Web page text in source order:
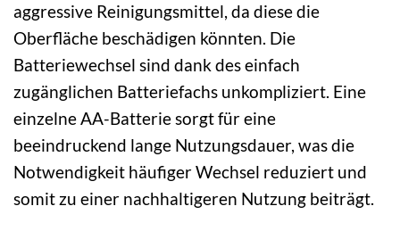
aggressive Reinigungsmittel, da diese die
Oberfläche beschädigen könnten. Die
Batteriewechsel sind dank des einfach
zugänglichen Batteriefachs unkompliziert. Eine
einzelne AA-Batterie sorgt für eine
beeindruckend lange Nutzungsdauer, was die
Notwendigkeit häufiger Wechsel reduziert und
somit zu einer nachhaltigeren Nutzung beiträgt.